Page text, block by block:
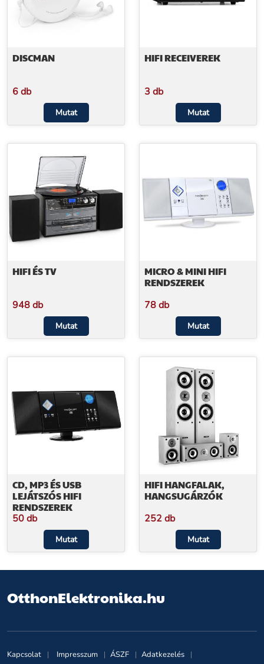
DISCMAN
6 db
Mutat
HIFI RECEIVEREK
3 db
Mutat
HIFI ÉS TV
948 db
Mutat
MICRO & MINI HIFI
RENDSZEREK
78 db
Mutat
CD, MP3 ÉS USB
LEJÁTSZÓS HIFI
RENDSZEREK
50 db
Mutat
HIFI HANGFALAK,
HANGSUGÁRZÓK
252 db
Mutat
OtthonElektronika.hu
Kapcsolat Impresszum ÁSZF Adatkezelés